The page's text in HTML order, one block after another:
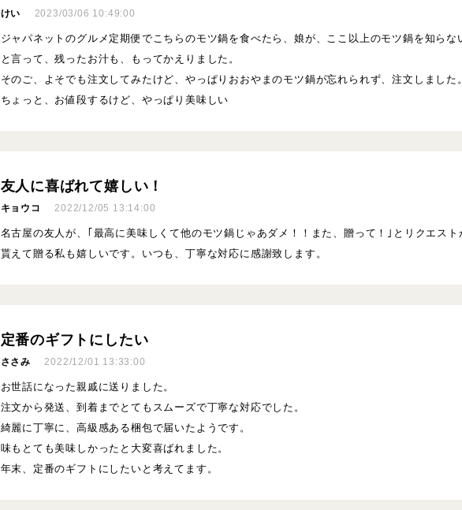
けい 2023/03/06 10:49:00
ジャパネットのグルメ定期便でこちらのモツ鍋を食べたら、娘が、ここ以上のモツ鍋を知らな
と言って、残ったお汁も、もってかえりました。
そのご、よそでも注文してみたけど、やっぱりおおやまのモツ鍋が忘れられず、注文しました。
ちょっと、お値段するけど、やっぱり美味しい
友人に喜ばれて嬉しい！
キョウコ 2022/12/05 13:14:00
名古屋の友人が、｢最高に美味しくて他のモツ鍋じゃあダメ！！また、贈って！｣とリクエス
貰えて贈る私も嬉しいです。いつも、丁寧な対応に感謝致します。
定番のギフトにしたい
ささみ 2022/12/01 13:33:00
お世話になった親戚に送りました。
注文から発送、到着までとてもスムーズで丁寧な対応でした。
綺麗に丁寧に、高級感ある梱包で届いたようです。
味もとても美味しかったと大変喜ばれました。
年末、定番のギフトにしたいと考えてます。